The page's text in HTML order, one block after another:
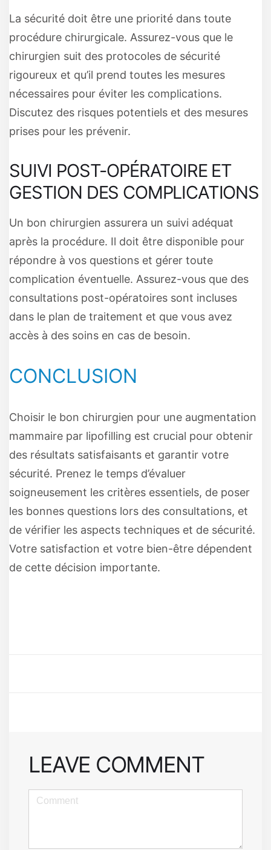
La sécurité doit être une priorité dans toute
procédure chirurgicale. Assurez-vous que le
chirurgien suit des protocoles de sécurité
rigoureux et qu’il prend toutes les mesures
nécessaires pour éviter les complications.
Discutez des risques potentiels et des mesures
prises pour les prévenir.
SUIVI POST-OPÉRATOIRE ET
GESTION DES COMPLICATIONS
Un bon chirurgien assurera un suivi adéquat
après la procédure. Il doit être disponible pour
répondre à vos questions et gérer toute
complication éventuelle. Assurez-vous que des
consultations post-opératoires sont incluses
dans le plan de traitement et que vous avez
accès à des soins en cas de besoin.
CONCLUSION
Choisir le bon chirurgien pour une augmentation
mammaire par lipofilling est crucial pour obtenir
des résultats satisfaisants et garantir votre
sécurité. Prenez le temps d’évaluer
soigneusement les critères essentiels, de poser
les bonnes questions lors des consultations, et
de vérifier les aspects techniques et de sécurité.
Votre satisfaction et votre bien-être dépendent
de cette décision importante.
LEAVE COMMENT
<b>Comment</b>
)